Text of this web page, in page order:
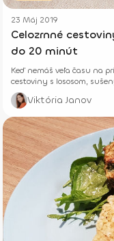
23 Máj 2019
Celozrnné
do 20 minút
Keď nemáš veľa času na
cestoviny s lososom,
Viktória Janov